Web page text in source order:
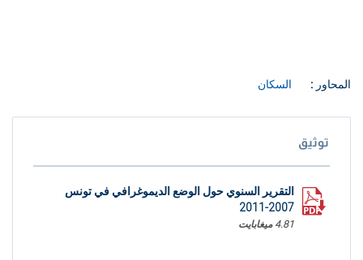
المحاور : السكان
توثيق
التقرير السنوي حول الوضع الديموغرافي في تونس
2007-2011
4.81 ميغابايت